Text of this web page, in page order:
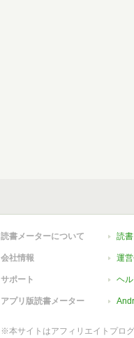
読書メーターについて 読
会社情報 運
サポート ヘ
アプリ版読書メーター
※本サイトはアフィリエイトプロ